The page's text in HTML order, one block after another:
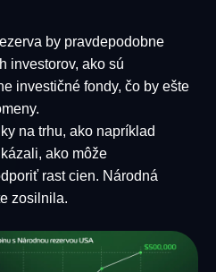
by pravdepodobne
investorov, ako sú
investičné fondy, čo by ešte
na trhu, ako napríklad
ako môže
rast cien. Národná
zosilnila.